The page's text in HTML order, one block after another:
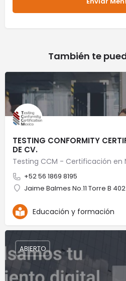
También te
TESTING CONFORMITY
DE CV.
Testing CCM - Certificación en
+52 56 1869 8195
Jaime Balmes No.11 Torre B
Educación y formación
ABIERTO